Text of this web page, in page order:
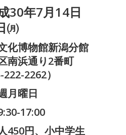
年7月14日
㈪
博物館新潟分館
南浜通り2番町
2262）
曜日
17:00
円、小中学生